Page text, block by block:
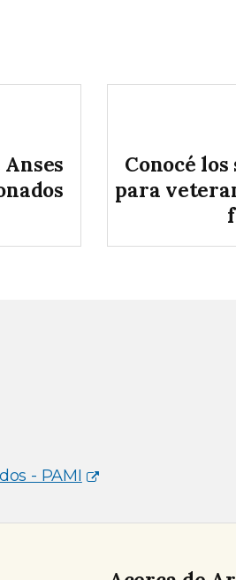
Conocé
para
- PAMI